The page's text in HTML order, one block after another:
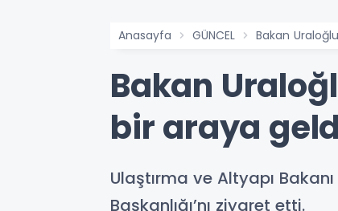
Anasayfa GÜNCEL Bakan
Bakan
bir araya
Ulaştırma ve Altyapı
Başkanlığı’nı ziyaret etti.